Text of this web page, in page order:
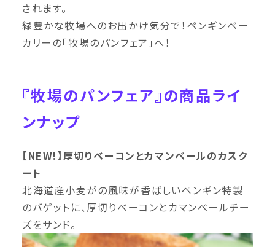
されます。
緑豊かな牧場へのお出かけ気分で！ペンギンベー
カリーの「牧場のパンフェア」へ！
『牧場のパンフェア』の商品ライ
ンナップ
【NEW!】厚切りベーコンとカマンベールのカスク
ート
北海道産小麦がの風味が香ばしいペンギン特製
のバゲットに、厚切りベーコンとカマンベールチー
ズをサンド。